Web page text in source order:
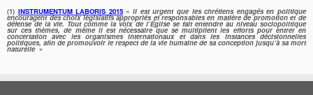
(1) INSTRUMENTUM LABORIS 2015«Il est urgent que les chrétiens engagés en politique
encouragent des choix législatifs appropriés et responsables en matière de promotion et de
défense de la vie. Tout comme la voix de l’Église se fait entendre au niveau sociopolitique
sur ces thèmes, de même il est nécessaire que se multiplient les efforts pour entrer en
concertation avec les organismes internationaux et dans les instances décisionnelles
politiques, afin de promouvoir le respect de la vie humaine de sa conception jusqu’à sa mort
naturelle»